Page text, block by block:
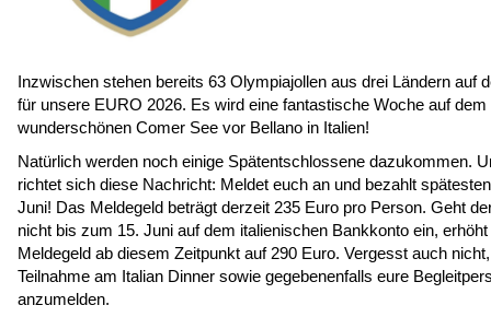
Inzwischen stehen bereits 63 Olympiajollen aus drei Ländern auf
für unsere EURO 2026. Es wird eine fantastische Woche auf dem
wunderschönen Comer See vor Bellano in Italien!
Natürlich werden noch einige Spätentschlossene dazukommen.
richtet sich diese Nachricht: Meldet euch an und bezahlt
Juni! Das Meldegeld beträgt derzeit 235 Euro pro Person. Geht
nicht bis zum 15. Juni auf dem italienischen Bankkonto ein,
Meldegeld ab diesem Zeitpunkt auf 290 Euro. Vergesst auch
Teilnahme am Italian Dinner sowie gegebenenfalls eure
anzumelden.